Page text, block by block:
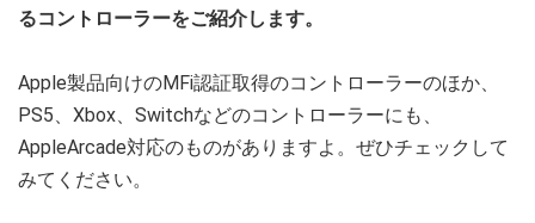
るコントローラーをご紹介します。
Apple製品向けのMFi認証取得のコントローラーのほか、
PS5、Xbox、Switchなどのコントローラーにも、
AppleArcade対応のものがありますよ。ぜひチェックして
みてください。